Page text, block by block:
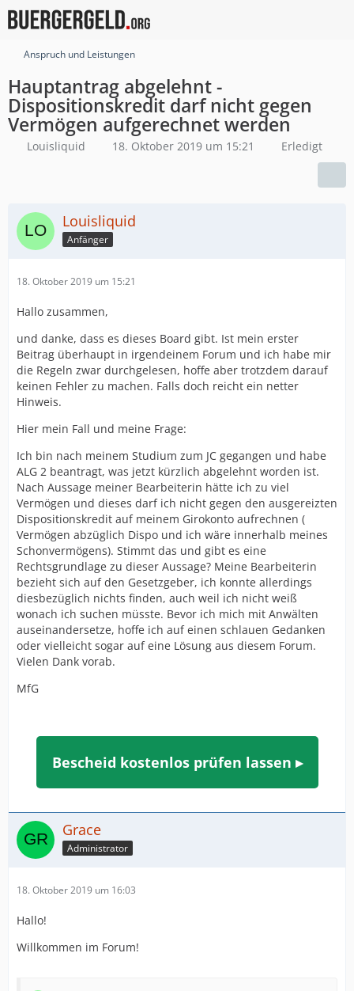
Anspruch und Leistungen
Hauptantrag abgelehnt -
Dispositionskredit darf nicht gegen
Vermögen aufgerechnet werden
Louisliquid 18. Oktober 2019 um 15:21 Erledigt
Louisliquid
Anfänger
18. Oktober 2019 um 15:21
Hallo zusammen,
und danke, dass es dieses Board gibt. Ist mein erster
Beitrag überhaupt in irgendeinem Forum und ich habe mir
die Regeln zwar durchgelesen, hoffe aber trotzdem darauf
keinen Fehler zu machen. Falls doch reicht ein netter
Hinweis.
Hier mein Fall und meine Frage:
Ich bin nach meinem Studium zum JC gegangen und habe
ALG 2 beantragt, was jetzt kürzlich abgelehnt worden ist.
Nach Aussage meiner Bearbeiterin hätte ich zu viel
Vermögen und dieses darf ich nicht gegen den ausgereizten
Dispositionskredit auf meinem Girokonto aufrechnen (
Vermögen abzüglich Dispo und ich wäre innerhalb meines
Schonvermögens). Stimmt das und gibt es eine
Rechtsgrundlage zu dieser Aussage? Meine Bearbeiterin
bezieht sich auf den Gesetzgeber, ich konnte allerdings
diesbezüglich nichts finden, auch weil ich nicht weiß
wonach ich suchen müsste. Bevor ich mich mit Anwälten
auseinandersetze, hoffe ich auf einen schlauen Gedanken
oder vielleicht sogar auf eine Lösung aus diesem Forum.
Vielen Dank vorab.
MfG
Bescheid kostenlos prüfen lassen ▸
Grace
Administrator
18. Oktober 2019 um 16:03
Hallo!
Willkommen im Forum!